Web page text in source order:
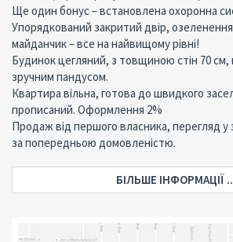
Ще один бонус – встановлена ​​охоронна
Упорядкований закритий двір,
майданчик – все на найвищому рівні!
Будинок цегляний, з товщиною стін 70 см,
зручним пандусом.
Квартира вільна, готова до швидкого
прописаний. Оформлення 2%
Продаж від першого власника, перегляд у
за попередньою домовленістю.
БІЛЬШЕ ІНФОРМАЦІЇ